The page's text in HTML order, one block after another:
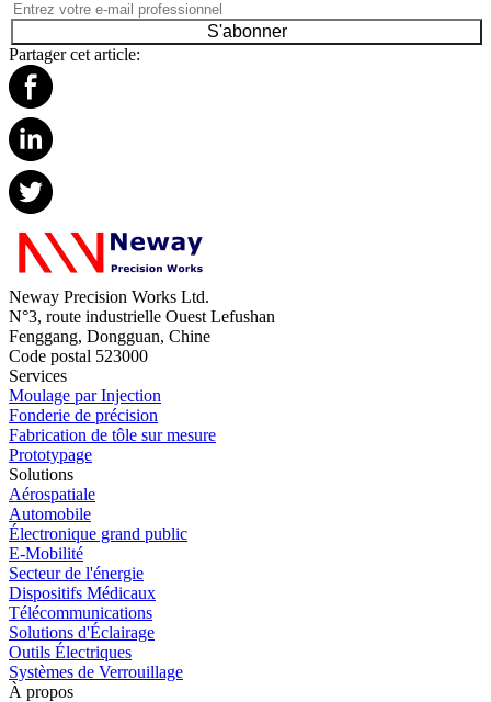
S'abonner
Partager cet article:
Neway Precision Works Ltd.
N°3, route industrielle Ouest Lefushan
Fenggang, Dongguan, Chine
Code postal 523000
Services
Moulage par Injection
Fonderie de précision
Fabrication de tôle sur mesure
Prototypage
Solutions
Aérospatiale
Automobile
Électronique grand public
E-Mobilité
Secteur de l'énergie
Dispositifs Médicaux
Télécommunications
Solutions d'Éclairage
Outils Électriques
Systèmes de Verrouillage
À propos